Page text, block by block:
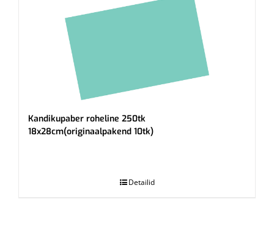
Kandikupaber roheline 250tk
18x28cm(originaalpakend 10tk)
Detailid